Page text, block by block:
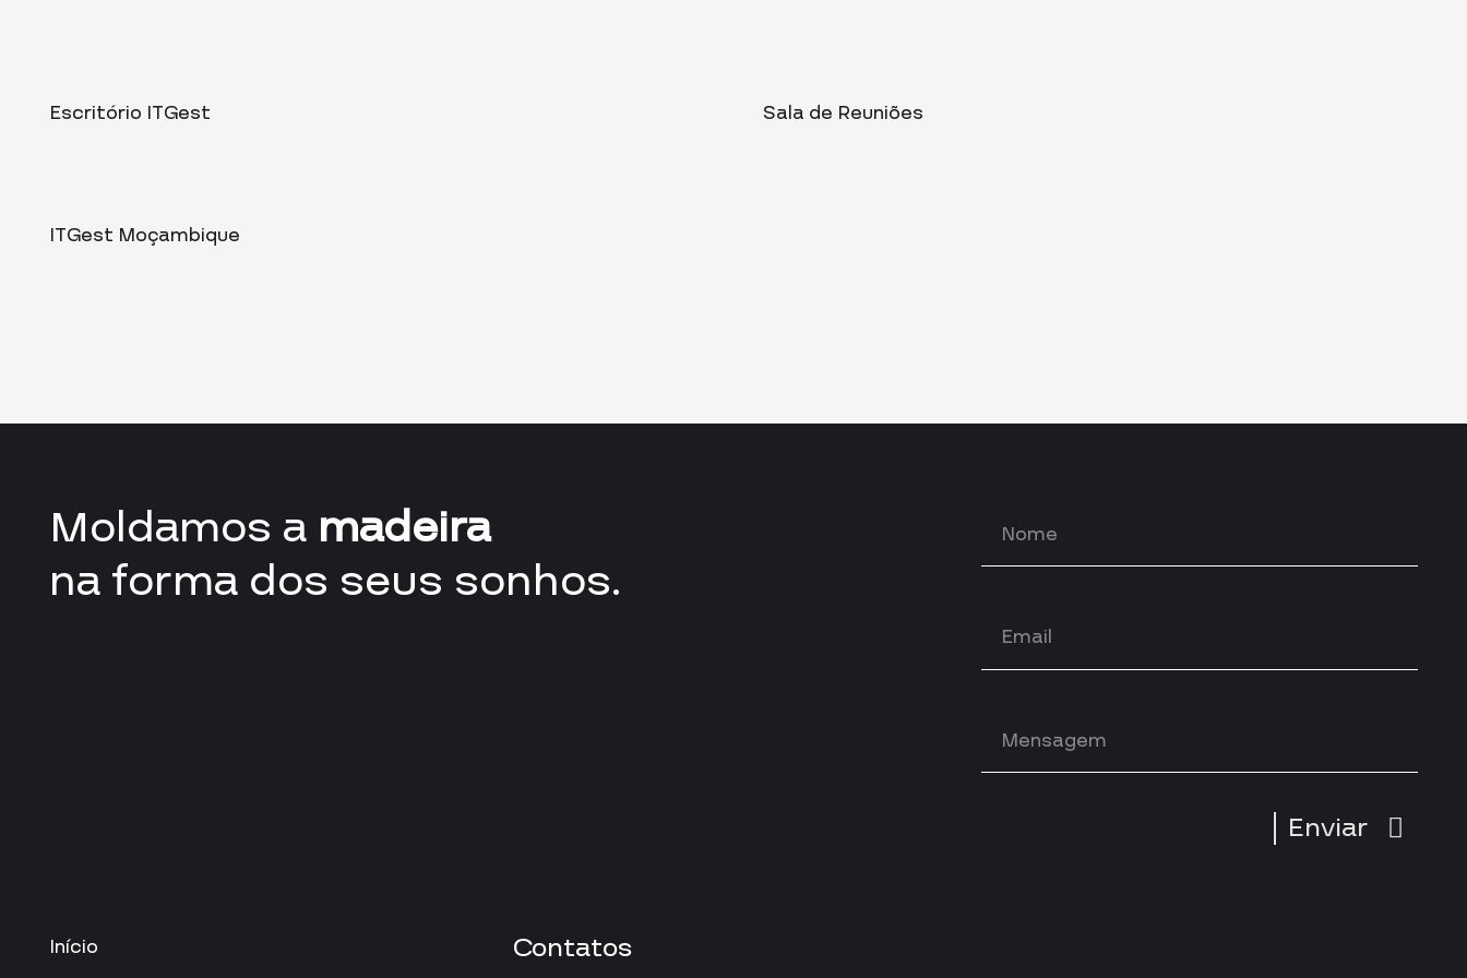
Escritório ITGest Sala de Reuniões
ITGest Moçambique
Moldamos a madeira
na forma dos seus sonhos.
Enviar
Início
Contatos